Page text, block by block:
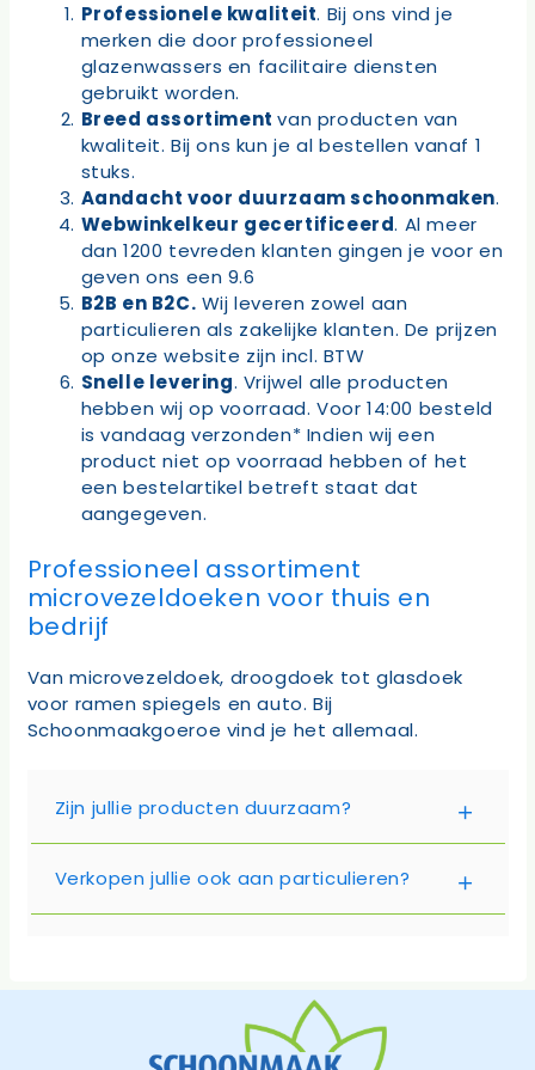
Professionele kwaliteit. Bij ons vind je
merken die door professioneel
glazenwassers en facilitaire diensten
gebruikt worden.
Breed assortimentvan producten van
kwaliteit. Bij ons kun je al bestellen vanaf 1
stuks.
Aandacht voor duurzaam schoonmaken.
Webwinkelkeur gecertificeerd. Al meer
dan 1200 tevreden klanten gingen je voor en
geven ons een 9.6
B2B en B2C. Wij leveren zowel aan
particulieren als zakelijke klanten. De prijzen
op onze website zijn incl. BTW
Snelle levering. Vrijwel alle producten
hebben wij op voorraad. Voor 14:00 besteld
is vandaag verzonden* Indien wij een
product niet op voorraad hebben of het
een bestelartikel betreft staat dat
aangegeven.
Professioneel assortiment
microvezeldoeken voor thuis en
bedrijf
Van microvezeldoek, droogdoek tot glasdoek
voor ramen spiegels en auto. Bij
Schoonmaakgoeroe vind je het allemaal.
Zijn jullie producten duurzaam?
Verkopen jullie ook aan particulieren?